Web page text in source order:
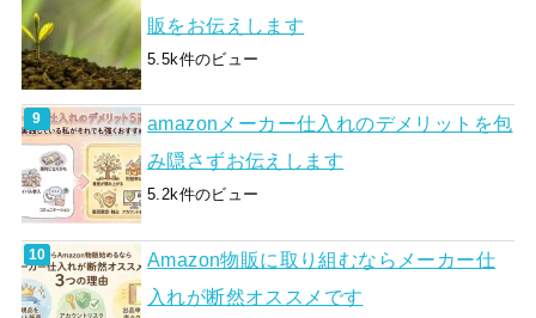
販をお伝えします
5.5k件のビュー
amazonメーカー仕入れのデメリットを包
み隠さずお伝えします
5.2k件のビュー
Amazon物販に取り組むならメーカー仕
入れが断然オススメです